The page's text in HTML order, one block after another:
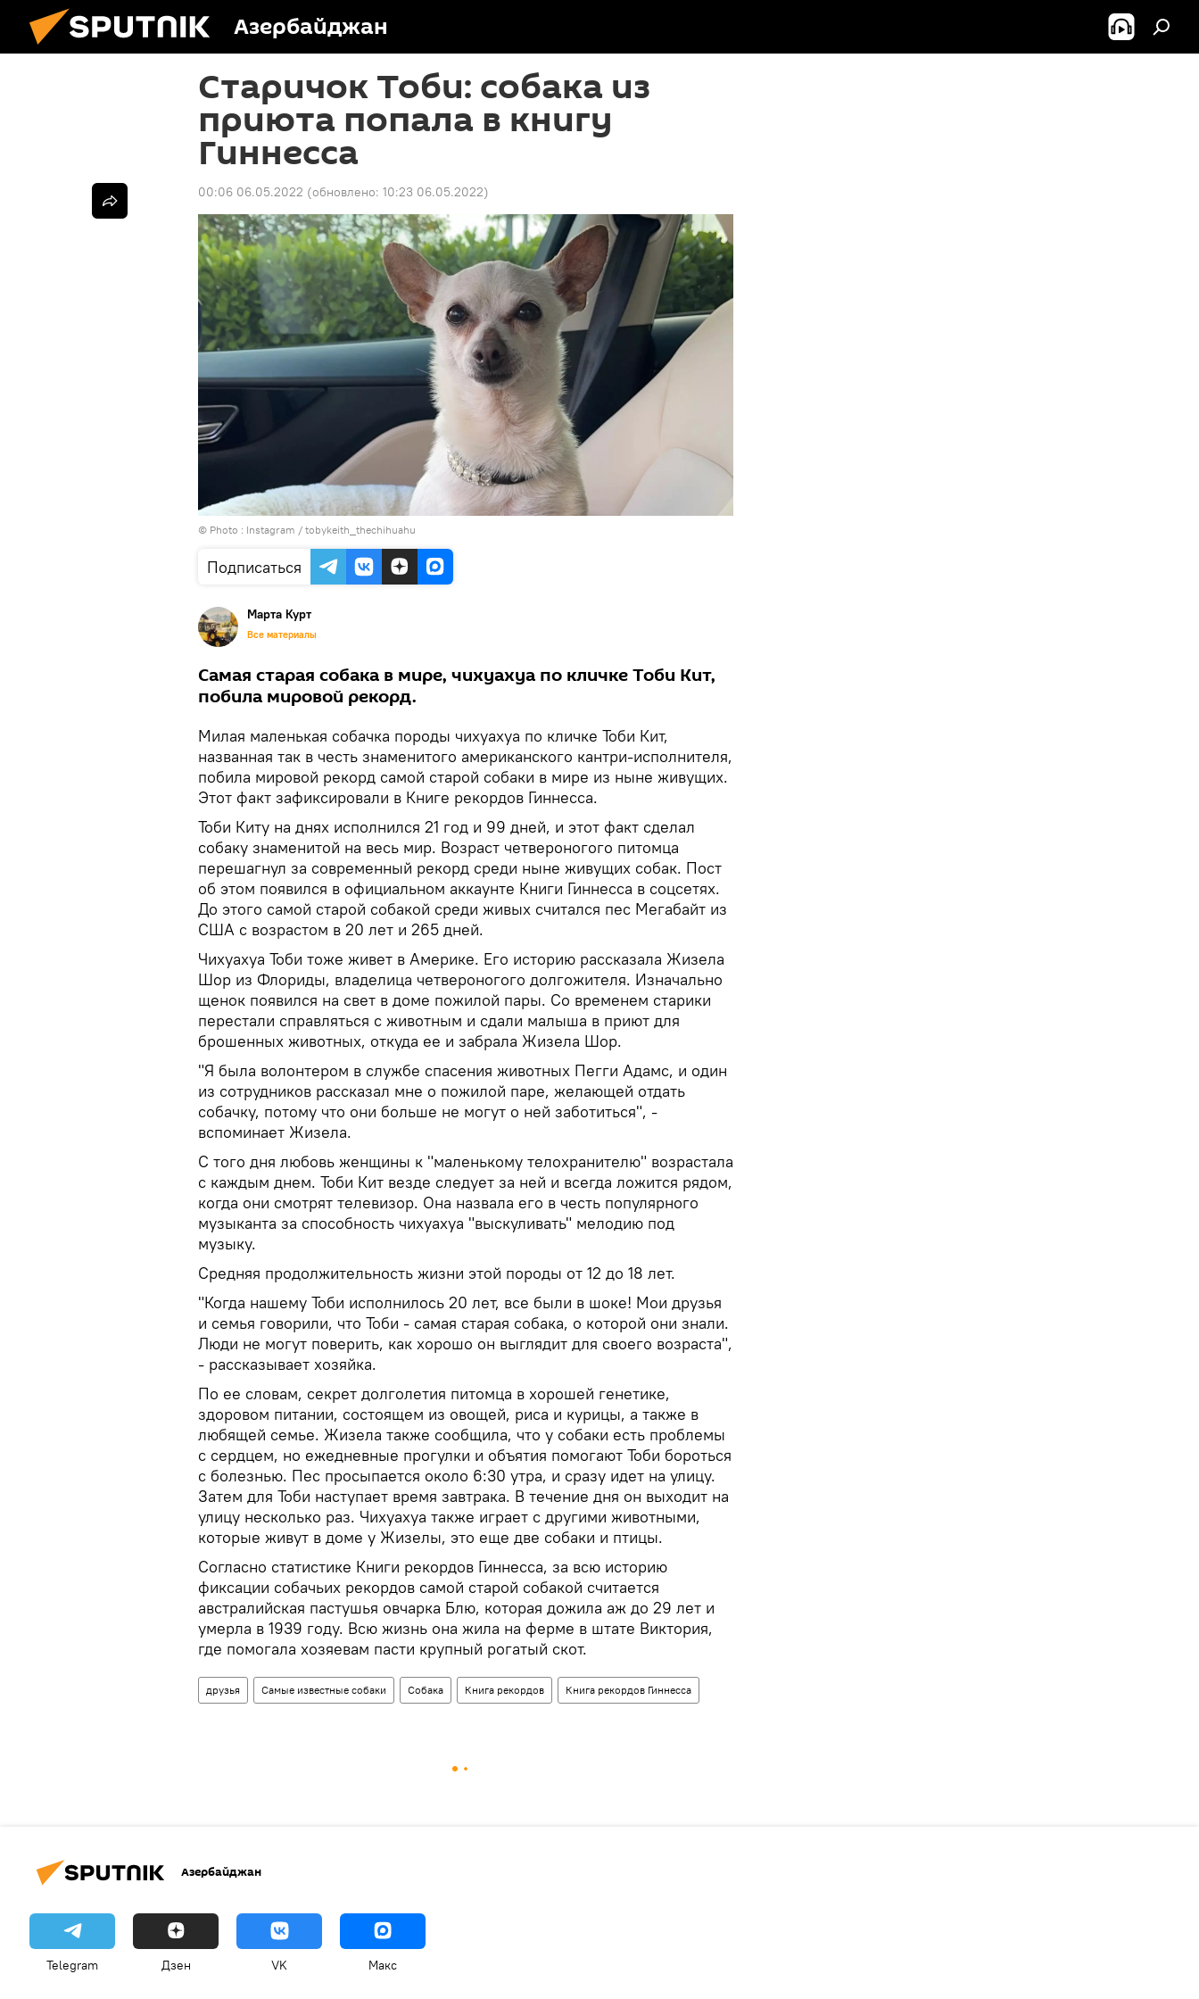
Азербайджан
Старичок Тоби: собака из
приюта попала в книгу
Гиннесса
00:06 06.05.2022 (обновлено: 10:23 06.05.2022)
© Photo : Instagram / tobykeith_thechihuahu
Подписаться
Марта Курт
Все материалы
Самая старая собака в мире, чихуахуа по кличке Тоби Кит,
побила мировой рекорд.
Милая маленькая собачка породы чихуахуа по кличке Тоби Кит,
названная так в честь знаменитого американского кантри-исполнителя,
побила мировой рекорд самой старой собаки в мире из ныне живущих.
Этот факт зафиксировали в Книге рекордов Гиннесса.
Тоби Киту на днях исполнился 21 год и 99 дней, и этот факт сделал
собаку знаменитой на весь мир. Возраст четвероногого питомца
перешагнул за современный рекорд среди ныне живущих собак. Пост
об этом появился в официальном аккаунте Книги Гиннесса в соцсетях.
До этого самой старой собакой среди живых считался пес Мегабайт из
США с возрастом в 20 лет и 265 дней.
Чихуахуа Тоби тоже живет в Америке. Его историю рассказала Жизела
Шор из Флориды, владелица четвероногого долгожителя. Изначально
щенок появился на свет в доме пожилой пары. Со временем старики
перестали справляться с животным и сдали малыша в приют для
брошенных животных, откуда ее и забрала Жизела Шор.
"Я была волонтером в службе спасения животных Пегги Адамс, и один
из сотрудников рассказал мне о пожилой паре, желающей отдать
собачку, потому что они больше не могут о ней заботиться", -
вспоминает Жизела.
С того дня любовь женщины к "маленькому телохранителю" возрастала
с каждым днем. Тоби Кит везде следует за ней и всегда ложится рядом,
когда они смотрят телевизор. Она назвала его в честь популярного
музыканта за способность чихуахуа "выскуливать" мелодию под
музыку.
Средняя продолжительность жизни этой породы от 12 до 18 лет.
"Когда нашему Тоби исполнилось 20 лет, все были в шоке! Мои друзья
и семья говорили, что Тоби - самая старая собака, о которой они знали.
Люди не могут поверить, как хорошо он выглядит для своего возраста",
- рассказывает хозяйка.
По ее словам, секрет долголетия питомца в хорошей генетике,
здоровом питании, состоящем из овощей, риса и курицы, а также в
любящей семье. Жизела также сообщила, что у собаки есть проблемы
с сердцем, но ежедневные прогулки и объятия помогают Тоби бороться
с болезнью. Пес просыпается около 6:30 утра, и сразу идет на улицу.
Затем для Тоби наступает время завтрака. В течение дня он выходит на
улицу несколько раз. Чихуахуа также играет с другими животными,
которые живут в доме у Жизелы, это еще две собаки и птицы.
Согласно статистике Книги рекордов Гиннесса, за всю историю
фиксации собачьих рекордов самой старой собакой считается
австралийская пастушья овчарка Блю, которая дожила аж до 29 лет и
умерла в 1939 году. Всю жизнь она жила на ферме в штате Виктория,
где помогала хозяевам пасти крупный рогатый скот.
друзья Самые известные собаки Собака Книга рекордов Книга рекордов Гиннесса
Азербайджан
Telegram Дзен VK Макс